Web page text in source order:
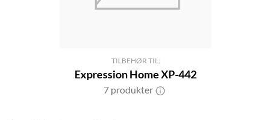
TILBEHØR TIL:
Expression Home XP-442
7 produkter